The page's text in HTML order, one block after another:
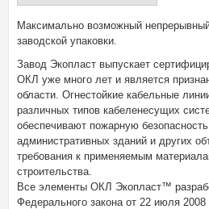
Максимально возможный
заводской упаковки.
Завод Экопласт выпускает
ОКЛ уже много лет и является
области. Огнестойкие кабельные
различных типов кабеленесущих
обеспечивают пожарную
административных зданий и других
требования к применяемым
строительства.
Все элементы ОКЛ Экопласт™
Федерального закона от 22 июля